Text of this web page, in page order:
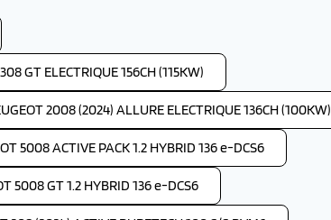
GT ELECTRIQUE 156CH (115KW)
2008 (2024) ALLURE ELECTRIQUE 136CH (100KW)
5008 ACTIVE PACK 1.2 HYBRID 136 e-DCS6
5008 GT 1.2 HYBRID 136 e-DCS6